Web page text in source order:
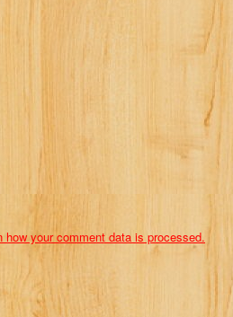
how your comment data is processed.